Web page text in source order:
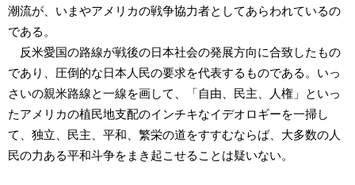
潮流が、いまやアメリカの戦争協力者としてあらわれているの
である。
反米愛国の路線が戦後の日本社会の発展方向に合致したもの
であり、圧倒的な日本人民の要求を代表するものである。いっ
さいの親米路線と一線を画して、「自由、民主、人権」といっ
たアメリカの植民地支配のインチキなイデオロギーを一掃し
て、独立、民主、平和、繁栄の道をすすむならば、大多数の人
民の力ある平和斗争をまき起こせることは疑いない。